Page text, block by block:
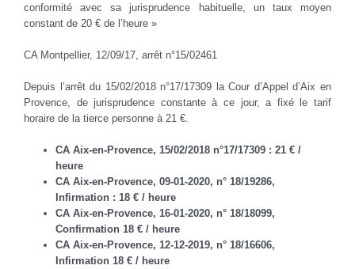
conformité avec sa jurisprudence habituelle, un taux moyen
constant de 20 € de l’heure »
CA Montpellier, 12/09/17, arrêt n°15/02461
Depuis l’arrêt du 15/02/2018 n°17/17309 la Cour d’Appel d’Aix en
Provence, de jurisprudence constante à ce jour, a fixé le tarif
horaire de la tierce personne à 21 €.
CA Aix-en-Provence, 15/02/2018 n°17/17309 : 21 € /
heure
CA Aix-en-Provence, 09-01-2020, n° 18/19286,
Infirmation : 18 € / heure
CA Aix-en-Provence, 16-01-2020, n° 18/18099,
Confirmation 18 € / heure
CA Aix-en-Provence, 12-12-2019, n° 18/16606,
Infirmation 18 € / heure